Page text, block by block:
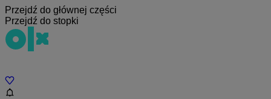
Przejdź do głównej części
Przejdź do stopki